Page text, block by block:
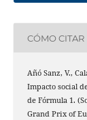
CÓMO CITAR
Añó Sanz, V.,
Impacto social
de Fórmula 1.
Grand Prix of